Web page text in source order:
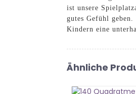
ist unsere
gutes Gefühl
Kindern eine
Ähnliche